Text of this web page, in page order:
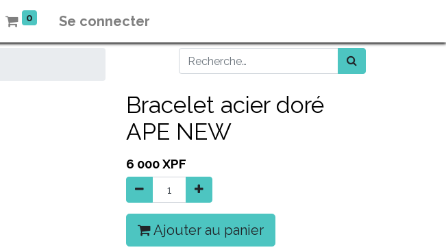
0 Se connecter
Bracelet acier doré
APE NEW
6 000XPF
Ajouter au panier